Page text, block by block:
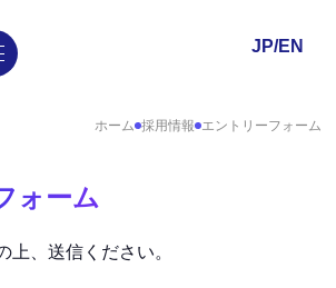
JP/EN
ホーム 採用情報 エントリーフォーム
ォーム
上、送信ください。